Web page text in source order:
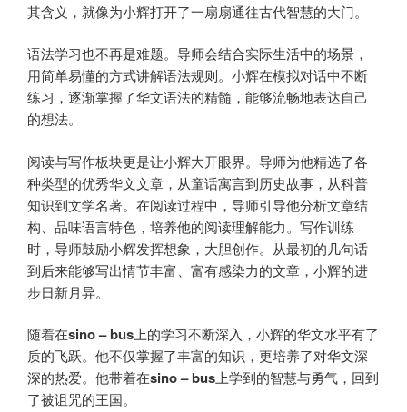
其含义，就像为小辉打开了一扇扇通往古代智慧的大门。
语法学习也不再是难题。导师会结合实际生活中的场景，
用简单易懂的方式讲解语法规则。小辉在模拟对话中不断
练习，逐渐掌握了华文语法的精髓，能够流畅地表达自己
的想法。
阅读与写作板块更是让小辉大开眼界。导师为他精选了各
种类型的优秀华文文章，从童话寓言到历史故事，从科普
知识到文学名著。在阅读过程中，导师引导他分析文章结
构、品味语言特色，培养他的阅读理解能力。写作训练
时，导师鼓励小辉发挥想象，大胆创作。从最初的几句话
到后来能够写出情节丰富、富有感染力的文章，小辉的进
步日新月异。
随着在sino –bus上的学习不断深入，小辉的华文水平有了
质的飞跃。他不仅掌握了丰富的知识，更培养了对华文深
深的热爱。他带着在sino –bus上学到的智慧与勇气，回到
了被诅咒的王国。